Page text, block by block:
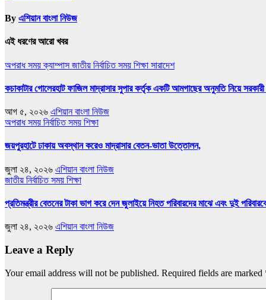
By এশিয়ান বাংলা নিউজ
এই ধরণের আরো খবর
অপরাধ সময়ক্যাম্পাসজাতীয় নির্বাচিত সময় শিক্ষা সারাদেশ
কচাকাটার গোলেরহাট ফাজিল মাদ্রাসার সুপার কর্তৃক একটি আমগাছের অনুমতি নিয়ে
আগ ৫, ২০২৬ এশিয়ান বাংলা নিউজ
অপরাধ সময় নির্বাচিত সময় শিক্ষা
জয়পুরহাটে ঢাকায় অবস্থান করেও মাদ্রাসার বেতন-ভাতা উত্তোলন,
জুলা ২৪, ২০২৬ এশিয়ান বাংলা নিউজ
জাতীয় নির্বাচিত সময় শিক্ষা
প্রতিমন্ত্রীর বেতনের টাকা ভাগ করে দেন জুলাইয়ে নিহত পরিবারদের মাঝে এবং দুই
জুলা ২৪, ২০২৬ এশিয়ান বাংলা নিউজ
Leave a Reply
Your email address will not be published. Required fields are marked